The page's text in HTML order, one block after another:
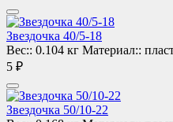
Звездочка 40/5-18
Вес:: 0.104 кг Материал::
5 ₽
Звездочка 50/10-22